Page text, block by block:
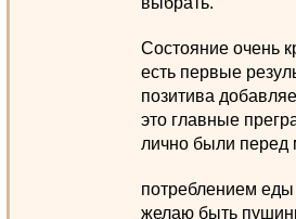
Состояние очень
есть первые
позитива
это главные
лично были
потреблением
желаю быть